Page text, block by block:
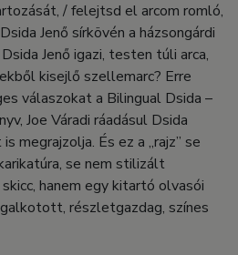
/ felejtsd el arcom romló,
Jenő sírkövén a házsongárdi
Jenő igazi, testen túli arca,
kisejlő szellemarc? Erre
válaszokat a Bilingual Dsida –
Joe Váradi ráadásul Dsida
megrajzolja. És ez a „rajz” se
se nem stilizált
hanem egy kitartó olvasói
részletgazdag, színes